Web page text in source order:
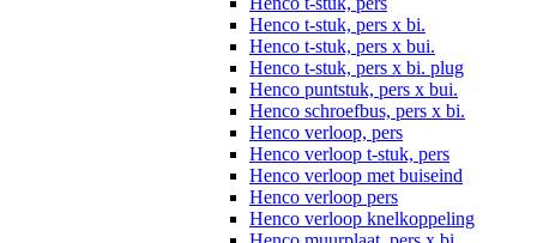
Henco t-stuk, pers x bi.
Henco t-stuk, pers x bui.
Henco t-stuk, pers x bi. plug
Henco puntstuk, pers x bui.
Henco schroefbus, pers x bi.
Henco verloop, pers
Henco verloop t-stuk, pers
Henco verloop met buiseind
Henco verloop pers
Henco verloop knelkoppeling